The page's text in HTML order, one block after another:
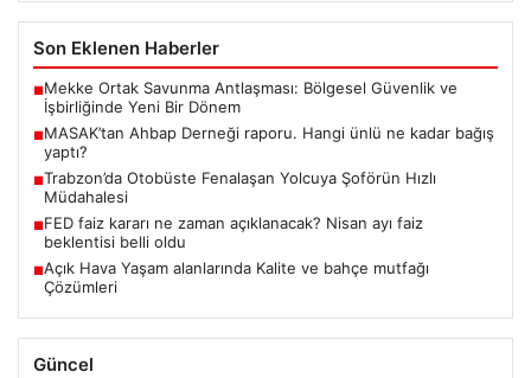
Son Eklenen Haberler
■Mekke Ortak Savunma Antlaşması: Bölgesel Güvenlik ve
İşbirliğinde Yeni Bir Dönem
■MASAK’tan Ahbap Derneği raporu. Hangi ünlü ne kadar bağış
yaptı?
■Trabzon’da Otobüste Fenalaşan Yolcuya Şoförün Hızlı
Müdahalesi
■FED faiz kararı ne zaman açıklanacak? Nisan ayı faiz
beklentisi belli oldu
■Açık Hava Yaşam alanlarında Kalite ve bahçe mutfağı
Çözümleri
Güncel